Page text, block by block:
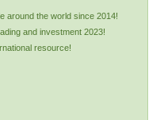
around the world since 2014!
and investment 2023!
resource!